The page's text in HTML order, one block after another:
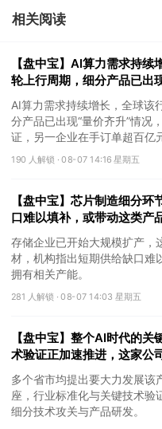
相关阅读
【盘中宝】AI算力需求持
轮上行周期，细分产品已出
单超百亿元
AI算力需求持续增长，全球该
分产品已出现“量价齐升”情况
证，另一企业在手订单超百亿
190 人解锁 ·08-07 14:16 星期五
【盘中宝】芯片制造细分
口难以填补，或带动这类产
产能
存储企业已开始大规模扩产，
材，机构指出短期供给缺口难
拥有相关产能。
281 人解锁 ·08-07 14:03 星期五
【盘中宝】整个AI时代的
术验证正加速推进，这家公
研发
多个省市均提出要大力发展该
座，行业标准化与关键技术验
细分技术攻关与产品研发。